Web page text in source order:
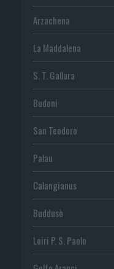
Arzachena
La Maddalena
S. T. Gallura
Budoni
San Teodoro
Palau
Calangianus
Buddusò
Loiri P. S. Paolo